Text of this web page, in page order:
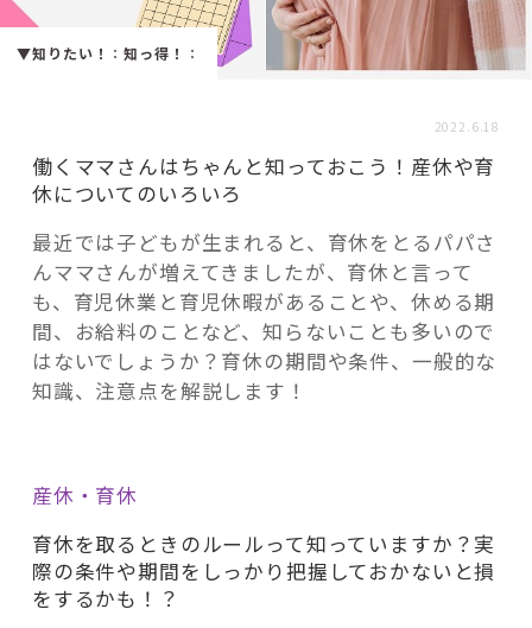
HAREL HAREL
活用事例
「モノ」
fleXe リノベ事例
「ひと」
協賛・協力店
これからの暮らし 住み替え相談
▼知りたい！ ：知っ得！ ：
2022.6.18
働くママさんはちゃんと知っておこう！産休や育
休についてのいろいろ
最近では子どもが生まれると、育休をとるパパさ
んママさんが増えてきましたが、育休と言って
も、育児休業と育児休暇があることや、休める期
間、お給料のことなど、知らないことも多いので
はないでしょうか？育休の期間や条件、一般的な
知識、注意点を解説します！
産休・育休
育休を取るときのルールって知っていますか？実
際の条件や期間をしっかり把握しておかないと損
をするかも！？